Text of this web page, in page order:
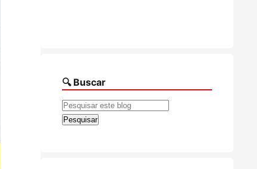
🔍 Buscar